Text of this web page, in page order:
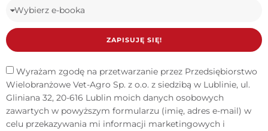
Wyrażam zgodę na przetwarzanie przez Przedsiębiorstwo
Wielobranżowe Vet-Agro Sp. z o.o. z siedzibą w Lublinie, ul.
Gliniana 32, 20-616 Lublin moich danych osobowych
zawartych w powyższym formularzu (imię, adres e-mail) w
celu przekazywania mi informacji marketingowych i
ZAPISUJĘ SIĘ!